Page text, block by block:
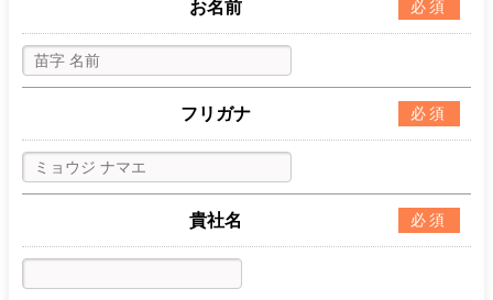
お名前 必須
フリガナ 必須
貴社名 必須